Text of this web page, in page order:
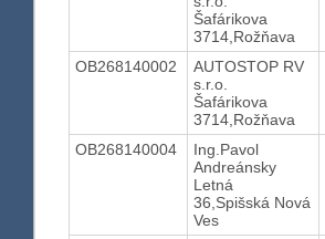
Šafárikova
3714,Rožňava
OB268140002
AUTOSTOP RV
s.r.o.
Šafárikova
3714,Rožňava
OB268140004
Ing.Pavol
Andreánsky
Letná
36,Spišská Nová
Ves